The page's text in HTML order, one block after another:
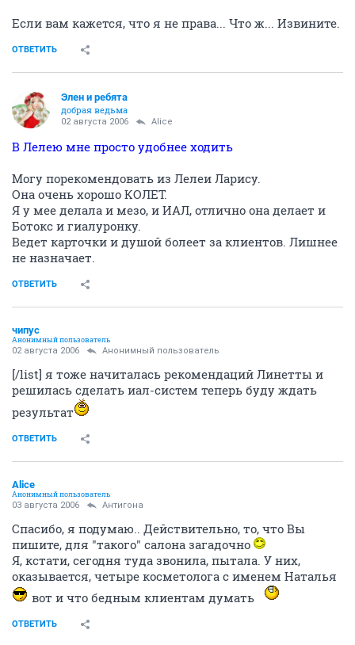
Если вам кажется, что я не права... Что ж... Извините.
ОТВЕТИТЬ
Элен и ребята
добрая ведьма
02 августа 2006 Alice
В Лелею мне просто удобнее ходить
Могу порекомендовать из Лелеи Ларису.
Она очень хорошо КОЛЕТ.
Я у мее делала и мезо, и ИАЛ, отлично она делает и
Ботокс и гиалуронку.
Ведет карточки и душой болеет за клиентов. Лишнее
не назначает.
ОТВЕТИТЬ
чипус
Анонимный пользователь
02 августа 2006 Анонимный пользователь
[/list] я тоже начиталась рекомендаций Линетты и
решилась сделать иал-систем теперь буду ждать
результат
ОТВЕТИТЬ
Alice
Анонимный пользователь
03 августа 2006 Антигона
Cпасибо, я подумаю.. Действительно, то, что Вы
пишите, для "такого" салона загадочно
Я, кстати, сегодня туда звонила, пытала. У них,
оказывается, четыре косметолога с именем Наталья
вот и что бедным клиентам думать
ОТВЕТИТЬ